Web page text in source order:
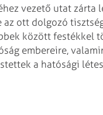
vezető utat zárta
az ott dolgozó
között festékkel
embereire,
a hatósági